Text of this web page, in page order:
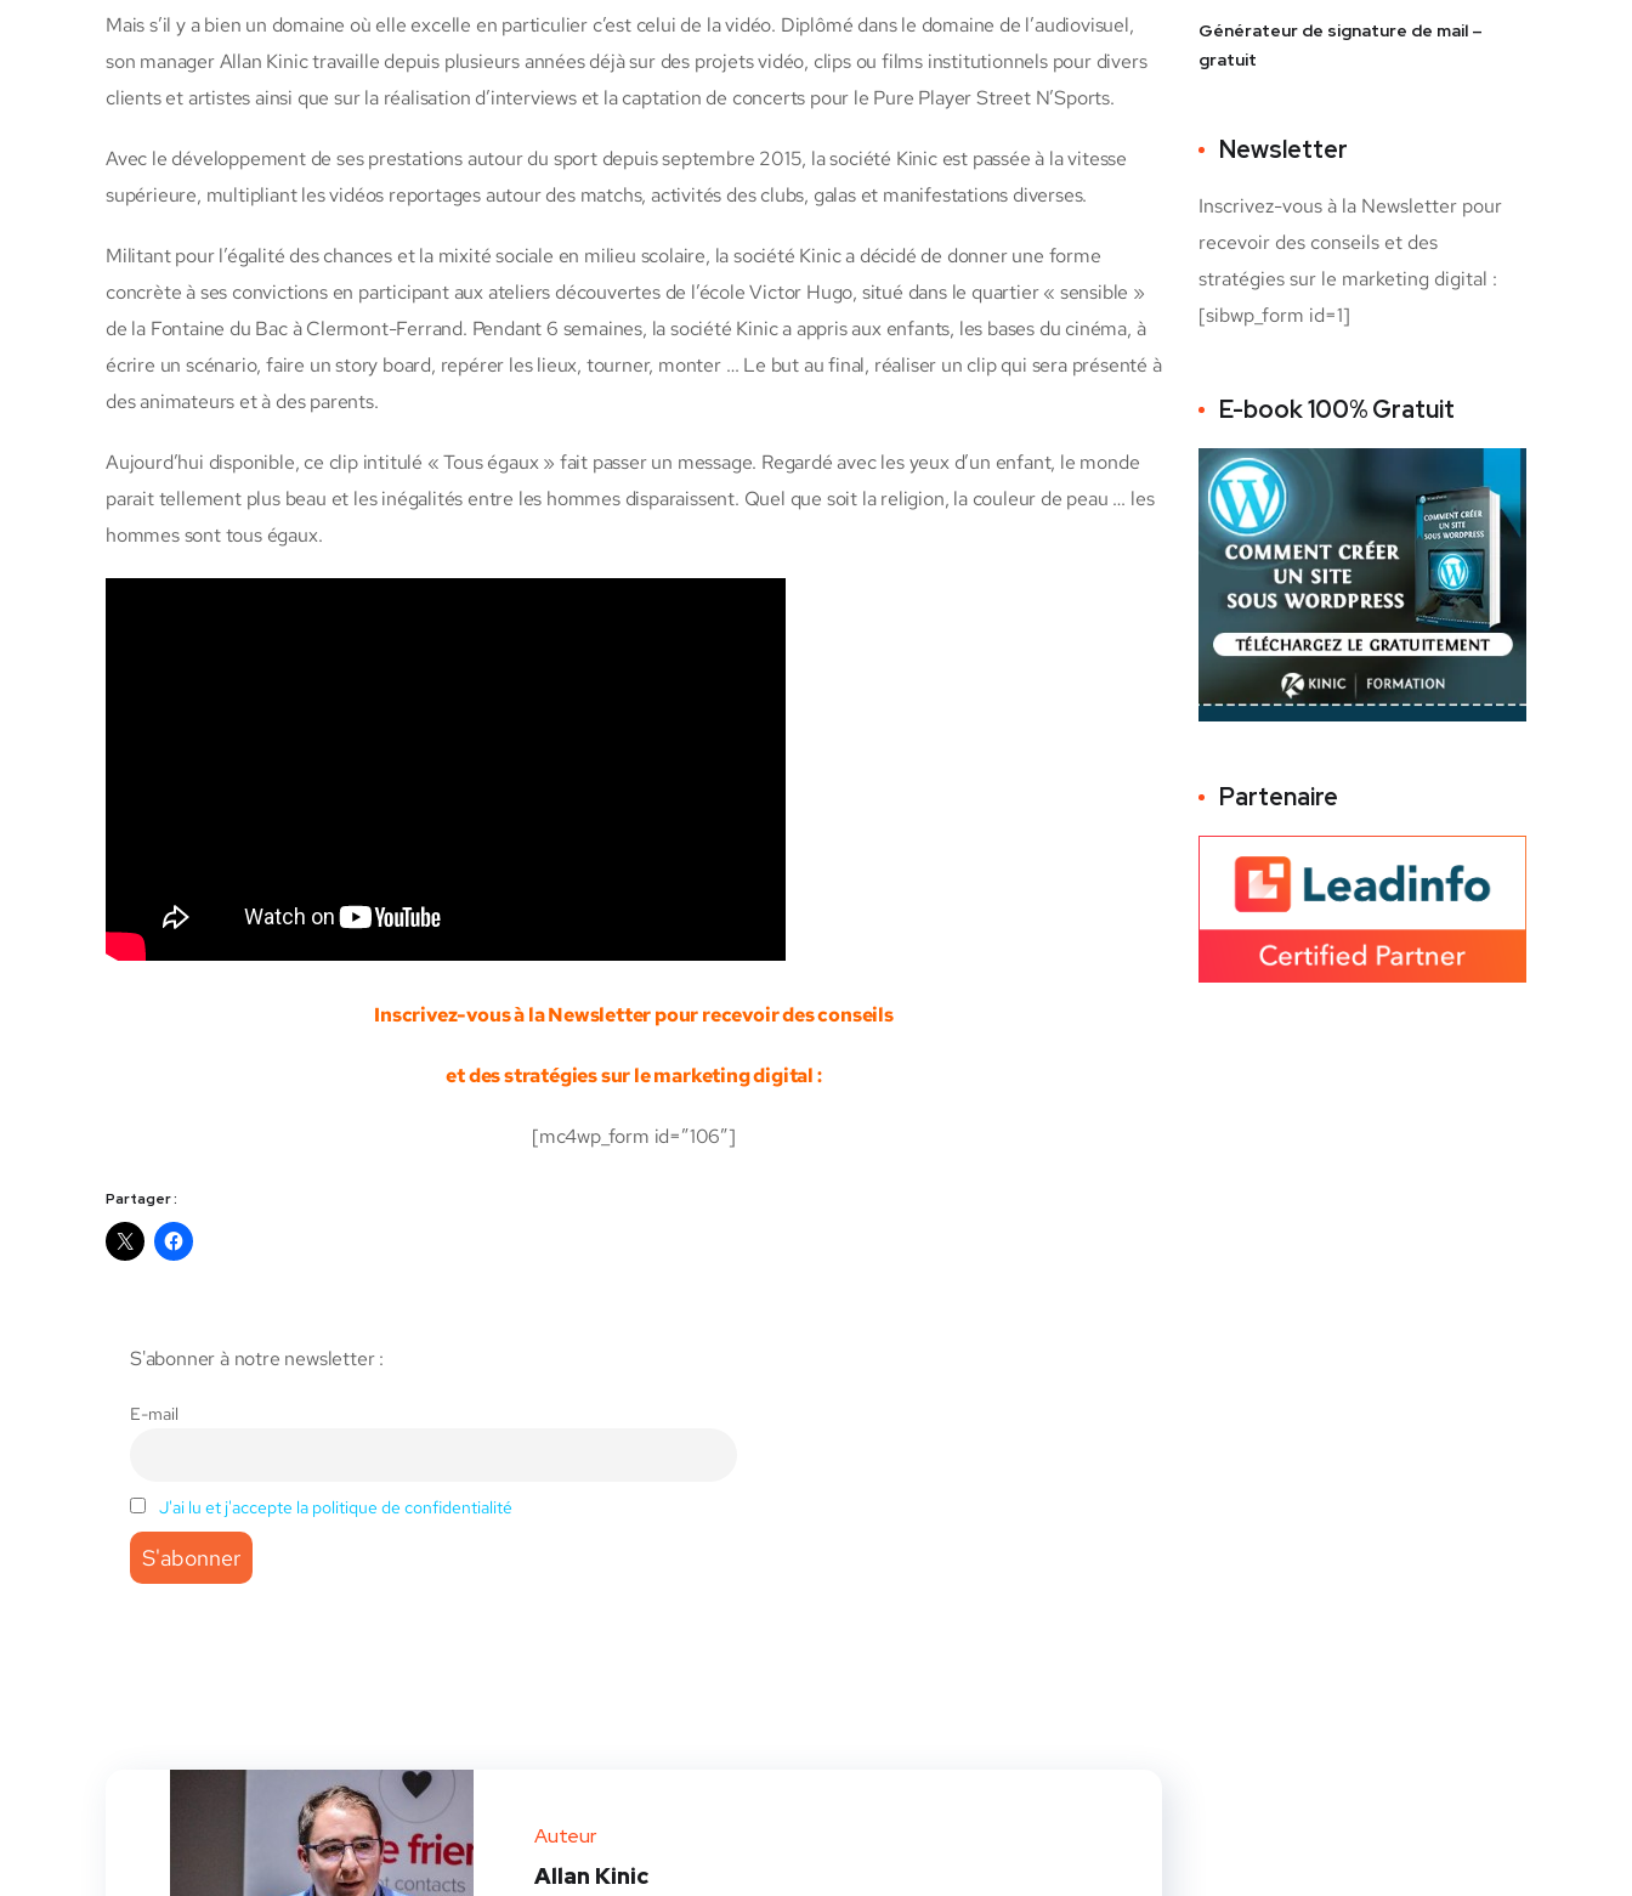
Mais s’il y a bien un domaine où elle excelle en particulier c’est celui de la vidéo. Diplômé dans le domaine de l’audiovisuel,
son manager Allan Kinic travaille depuis plusieurs années déjà sur des projets vidéo, clips ou films institutionnels pour divers
clients et artistes ainsi que sur la réalisation d’interviews et la captation de concerts pour le Pure Player Street N’Sports.
Avec le développement de ses prestations autour du sport depuis septembre 2015, la société Kinic est passée à la vitesse
supérieure, multipliant les vidéos reportages autour des matchs, activités des clubs, galas et manifestations diverses.
Militant pour l’égalité des chances et la mixité sociale en milieu scolaire, la société Kinic a décidé de donner une forme
concrète à ses convictions en participant aux ateliers découvertes de l’école Victor Hugo, situé dans le quartier « sensible »
de la Fontaine du Bac à Clermont-Ferrand. Pendant 6 semaines, la société Kinic a appris aux enfants, les bases du cinéma, à
écrire un scénario, faire un story board, repérer les lieux, tourner, monter … Le but au final, réaliser un clip qui sera présenté à
des animateurs et à des parents.
Aujourd’hui disponible, ce clip intitulé « Tous égaux » fait passer un message. Regardé avec les yeux d’un enfant, le monde
parait tellement plus beau et les inégalités entre les hommes disparaissent. Quel que soit la religion, la couleur de peau … les
hommes sont tous égaux.
Inscrivez-vous à la Newsletter pour recevoir des conseils
et des stratégies sur le marketing digital :
[mc4wp_form id=”106″]
Partager :
S'abonner à notre newsletter :
E-mail
J'ai lu et j'accepte la politique de confidentialité
Auteur
Allan Kinic
Générateur de signature de mail –
gratuit
Newsletter
Inscrivez-vous à la Newsletter pour
recevoir des conseils et des
stratégies sur le marketing digital :
[sibwp_form id=1]
E-book 100% Gratuit
Partenaire